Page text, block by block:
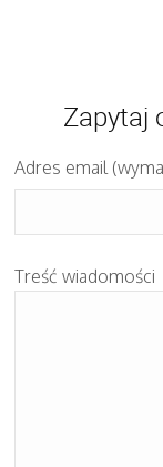
Zapytaj
Adres email
Treść wiadomości